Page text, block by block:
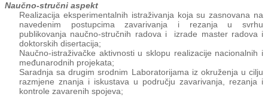
Naučno-stručni aspekt
Realizacija eksperimentalnih istraživanja koja su zasnovana na
navedenim postupcima zavarivanja i rezanja u svrhu
publikovanja naučno-stručnih radova i izrade master radova i
doktorskih disertacija;
Naučno-istraživačke aktivnosti u sklopu realizacije nacionalnih i
međunarodnih projekata;
Saradnja sa drugim srodnim Laboratorijama iz okruženja u cilju
razmjene znanja i iskustava u području zavarivanja, rezanja i
kontrole zavarenih spojeva;